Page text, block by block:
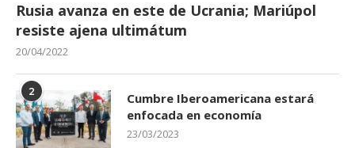
Rusia avanza en este de Ucrania; Mariúpol
resiste ajena ultimátum
20/04/2022
2
Cumbre Iberoamericana estará
enfocada en economía
23/03/2023